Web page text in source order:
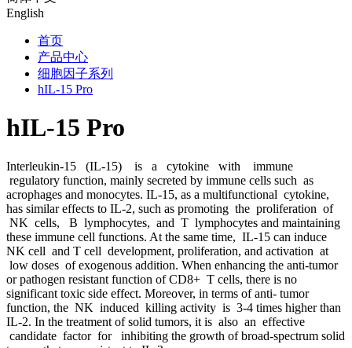
English
首页
产品中心
细胞因子系列
hIL-15 Pro
hIL-15 Pro
Interleukin-15 (IL-15) is a cytokine with immune
regulatory function, mainly secreted by immune cells such as
acrophages and monocytes. IL-15, as a multifunctional cytokine,
has similar effects to IL-2, such as promoting the proliferation of
NK cells, B lymphocytes, and T lymphocytes and maintaining
these immune cell functions. At the same time, IL-15 can induce
NK cell and T cell development, proliferation, and activation at
low doses of exogenous addition. When enhancing the anti-tumor
or pathogen resistant function of CD8+ T cells, there is no
significant toxic side effect. Moreover, in terms of anti- tumor
function, the NK induced killing activity is 3-4 times higher than
IL-2. In the treatment of solid tumors, it is also an effective
candidate factor for inhibiting the growth of broad-spectrum solid